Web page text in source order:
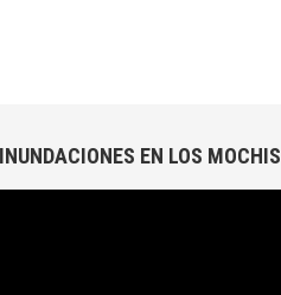
INUNDACIONES EN LOS MOCHIS